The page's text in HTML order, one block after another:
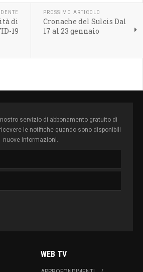
di
19
PROSSIMO ARTICOLO
Cronache del Sulcis Dal
17 al 23 gennaio
servizio di abbonamento gratuito di
le notifiche quando sono disponibili
nuove informazioni.
WEB TV